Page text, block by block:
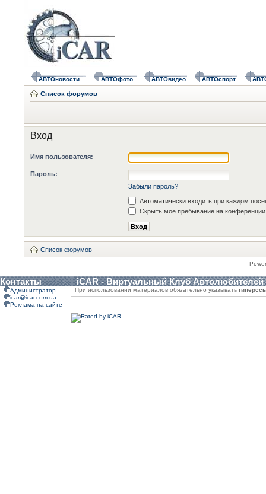
АВТОновости АВТОфото АВТОвидео АВТОспорт
Список форумов
Вход
Имя пользователя:
Пароль:
Забыли пароль?
Автоматически входить при каждом
Скрыть моё пребывание на конференции
Список форумов
Контакты iCAR - Виртуальный Клуб Автолюбителей
Администратор
icar@icar.com.ua
Реклама на сайте
При использовании материалов обязательно указывать